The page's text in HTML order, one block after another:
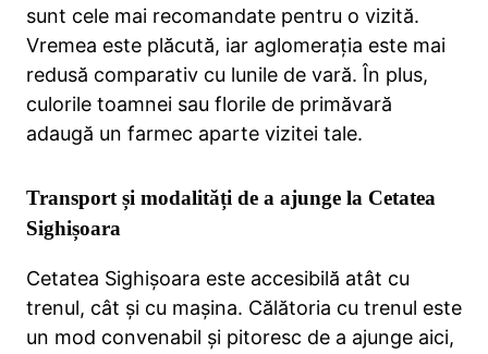
sunt cele mai recomandate pentru o vizită.
Vremea este plăcută, iar aglomerația este mai
redusă comparativ cu lunile de vară. În plus,
culorile toamnei sau florile de primăvară
adaugă un farmec aparte vizitei tale.
Transport și modalități de a ajunge la Cetatea
Sighișoara
Cetatea Sighișoara este accesibilă atât cu
trenul, cât și cu mașina. Călătoria cu trenul este
un mod convenabil și pitoresc de a ajunge aici,